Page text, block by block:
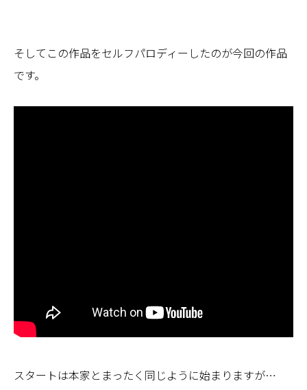
そしてこの作品をセルフパロディーしたのが今回の作品
です。
スタートは本家とまったく同じように始まりますが…